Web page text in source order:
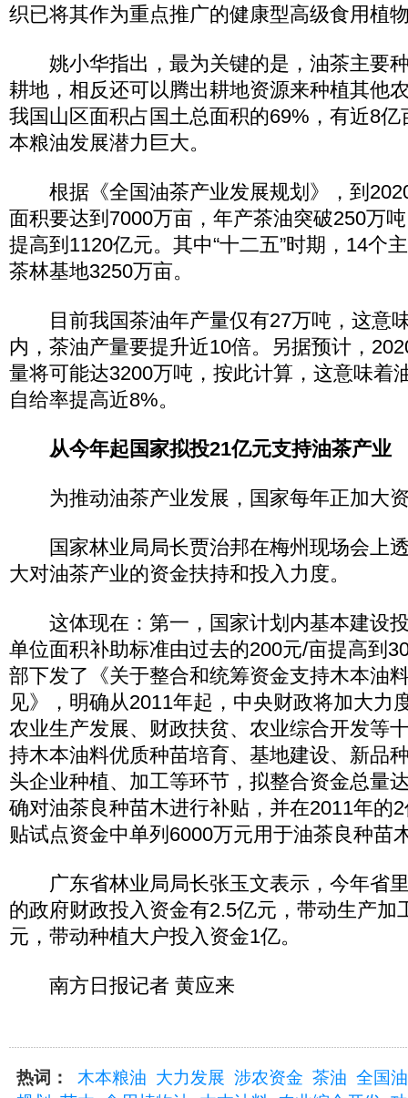
织已将其作为重点推广的健康型高级食用植
姚小华指出，最为关键的是，油茶主要
耕地，相反还可以腾出耕地资源来种植其他
我国山区面积占国土总面积的69%，有近8
本粮油发展潜力巨大。
根据《全国油茶产业发展规划》，到
面积要达到7000万亩，年产茶油突破250万
提高到1120亿元。其中“十二五”时期，14个
茶林基地3250万亩。
目前我国茶油年产量仅有27万吨，这意
内，茶油产量要提升近10倍。另据预计，
量将可能达3200万吨，按此计算，这意味着
自给率提高近8%。
从今年起国家拟投21亿元支持油茶产业
为推动油茶产业发展，国家每年正加大
国家林业局局长贾治邦在梅州现场会上
大对油茶产业的资金扶持和投入力度。
这体现在：第一，国家计划内基本建设
单位面积补助标准由过去的200元/亩提高到
部下发了《关于整合和统筹资金支持木本油
见》，明确从2011年起，中央财政将加大力
农业生产发展、财政扶贫、农业综合开发等
持木本油料优质种苗培育、基地建设、新品
头企业种植、加工等环节，拟整合资金总量
确对油茶良种苗木进行补贴，并在2011年的
贴试点资金中单列6000万元用于油茶良种苗
广东省林业局局长张玉文表示，今年省
的政府财政投入资金有2.5亿元，带动生产加
元，带动种植大户投入资金1亿。
南方日报记者 黄应来
热词： 木本粮油 大力发展 涉农资金 茶油 全国